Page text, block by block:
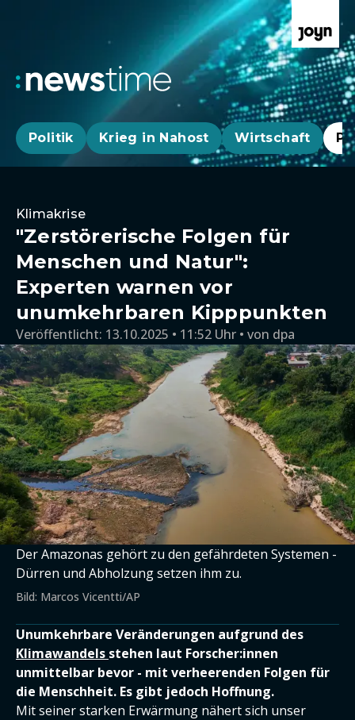
Politik Krieg in Nahost Wirtschaft
Klimakrise
"Zerstörerische Folgen für
Menschen und Natur":
Experten warnen vor
unumkehrbaren Kipppunkten
Veröffentlicht: 13.10.2025 • 11:52 Uhr von dpa
Der Amazonas gehört zu den gefährdeten Systemen -
Dürren und Abholzung setzen ihm zu.
Bild: Marcos Vicentti/AP
Unumkehrbare Veränderungen aufgrund des
Klimawandels stehen laut Forscher:innen
unmittelbar bevor - mit verheerenden Folgen für
die Menschheit. Es gibt jedoch Hoffnung.
Mit seiner starken Erwärmung nähert sich unser